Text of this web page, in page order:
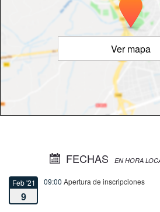
Ver mapa
FECHAS EN HORA
Feb '21
9
09:00 Apertura de inscripciones